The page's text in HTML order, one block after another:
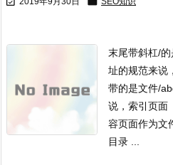
末尾带斜杠/
址的规范来说
带的是文件/
说，索引页面
容页面作为文
目录 ...